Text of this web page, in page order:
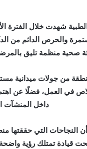
شهدت خلال
والحرص الدائم
صحية منظمة تليق
من جولات ميدانية
في العمل، فضلًا عن
داخل المنشآت
النجاحات التي حققتها
قيادة تمتلك رؤية